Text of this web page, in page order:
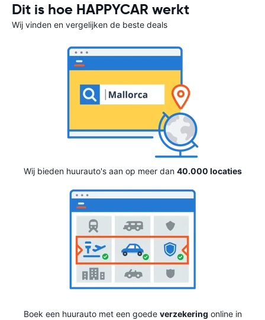
Dit is hoe HAPPYCAR werkt
Wij vinden en vergelijken de beste deals
Wij bieden huurauto's aan op meer dan 40.000 locaties
Boek een huurauto met een goede verzekering online in